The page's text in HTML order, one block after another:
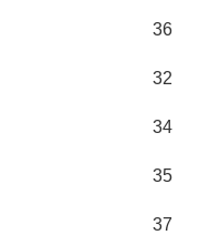
36
32
34
35
37